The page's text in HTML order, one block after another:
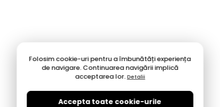
Folosim cookie-uri pentru a îmbunătăți experiența
de navigare. Continuarea navigării implică
acceptarea lor.Detalii
Accepta toate cookie-urile